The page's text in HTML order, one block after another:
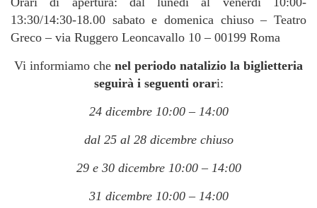
13:30/14:30-18.00 sabato e domenica chiuso – Teatro
Greco – via Ruggero Leoncavallo 10 – 00199 Roma
Vi informiamo che nel periodo natalizio la biglietteria
seguirà i seguenti orari:
24 dicembre 10:00 – 14:00
dal 25 al 28 dicembre chiuso
29 e 30 dicembre 10:00 – 14:00
31 dicembre 10:00 – 14:00